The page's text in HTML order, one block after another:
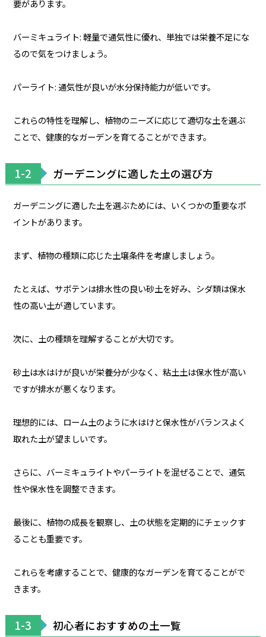
要があります。
バーミキュライト: 軽量で通気性に優れ、単独では栄養不足にな
るので気をつけましょう。
パーライト: 通気性が良いが水分保持能力が低いです。
これらの特性を理解し、植物のニーズに応じて適切な土を選ぶ
ことで、健康的なガーデンを育てることができます。
1-2 ガーデニングに適した土の選び方
ガーデニングに適した土を選ぶためには、いくつかの重要なポ
イントがあります。
まず、植物の種類に応じた土壌条件を考慮しましょう。
たとえば、サボテンは排水性の良い砂土を好み、シダ類は保水
性の高い土が適しています。
次に、土の種類を理解することが大切です。
砂土は水はけが良いが栄養分が少なく、粘土土は保水性が高い
ですが排水が悪くなります。
理想的には、ローム土のように水はけと保水性がバランスよく
取れた土が望ましいです。
さらに、バーミキュライトやパーライトを混ぜることで、通気
性や保水性を調整できます。
最後に、植物の成長を観察し、土の状態を定期的にチェックす
ることも重要です。
これらを考慮することで、健康的なガーデンを育てることがで
きます。
1-3 初心者におすすめの土一覧